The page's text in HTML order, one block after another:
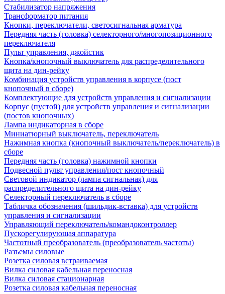
Стабилизатор напряжения
Трансформатор питания
Кнопки, переключатели, светосигнальная арматура
Передняя часть (головка) селекторного/многопозиционного
переключателя
Пульт управления, джойстик
Кнопка/кнопочный выключатель для распределительного
щита на дин-рейку
Комбинация устройств управления в корпусе (пост
кнопочный в сборе)
Комплектующие для устройств управления и сигнализации
Корпус (пустой) для устройств управления и сигнализации
(постов кнопочных)
Лампа индикаторная в сборе
Миниатюрный выключатель, переключатель
Нажимная кнопка (кнопочный выключатель/переключатель) в
сборе
Передняя часть (головка) нажимной кнопки
Подвесной пульт управления/пост кнопочный
Световой индикатор (лампа сигнальная) для
распределительного щита на дин-рейку
Селекторный переключатель в сборе
Табличка обозначения (шильдик-вставка) для устройств
управления и сигнализации
Управляющий переключатель/командоконтроллер
Пускорегулирующая аппаратура
Частотный преобразователь (преобразователь частоты)
Разъемы силовые
Розетка силовая встраиваемая
Вилка силовая кабельная переносная
Вилка силовая стационарная
Розетка силовая кабельная переносная